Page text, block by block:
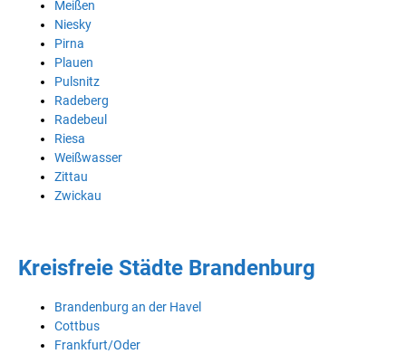
Meißen
Niesky
Pirna
Plauen
Pulsnitz
Radeberg
Radebeul
Riesa
Weißwasser
Zittau
Zwickau
Kreisfreie Städte Brandenburg
Brandenburg an der Havel
Cottbus
Frankfurt/Oder